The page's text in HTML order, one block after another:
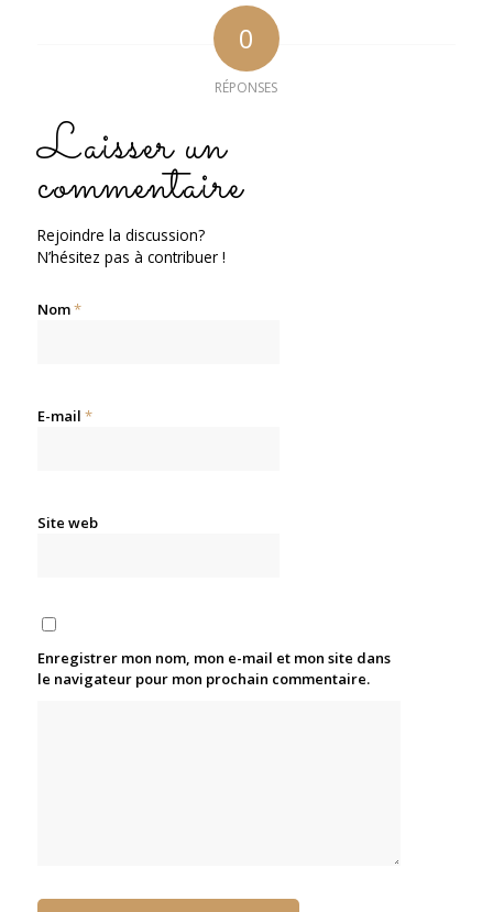
0
RÉPONSES
Laisser un
commentaire
Rejoindre la discussion?
N’hésitez pas à contribuer !
Nom*
E-mail *
Site web
Enregistrer mon nom, mon e-mail et mon site dans
le navigateur pour mon prochain commentaire.